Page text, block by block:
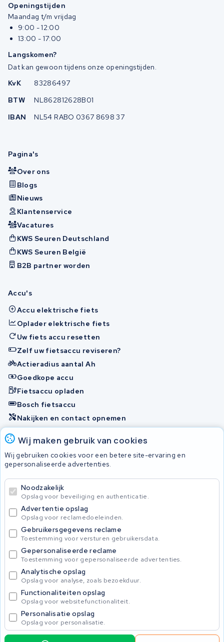
Wij maken gebruik van cookies
Wij gebruiken cookies voor een betere site-ervaring en
gepersonaliseerde advertenties.
Noodzakelijk
Opslag voor beveiliging en authenticatie.
Advertentie opslag
Opslag voor reclamedoeleinden.
Gebruikersgegevens reclame
Toestemming voor versturen gebruikersdata.
Gepersonaliseerde reclame
Toestemming voor gepersonaliseerde advertenties.
Analytische opslag
Opslag voor analyse, zoals bezoekduur.
Functionaliteiten opslag
Opslag voor websitefunctionaliteit.
Personalisatie opslag
Opslag voor personalisatie.
Openingstijden
Maandag t/m vrijdag
9:00 - 12:00
13:00 - 17:00
Langskomen?
Dat kan gewoon tijdens onze openingstijden.
KvK
83286497
BTW
NL862812628B01
IBAN
NL54 RABO 0367 8698 37
Pagina's
Over ons
Blogs
Nieuws
Klantenservice
Vacatures
KWS Seuren Deutschland
KWS Seuren België
B2B partner worden
Accu's
Accu elektrische fiets
Oplader elektrische fiets
Uw fiets accu resetten
Zelf uw fietsaccu reviseren?
Actieradius aantal Ah
Goedkope accu
Fietsaccu opladen
Bosch fietsaccu
Nakijken en contact opnemen
Privacybeleid